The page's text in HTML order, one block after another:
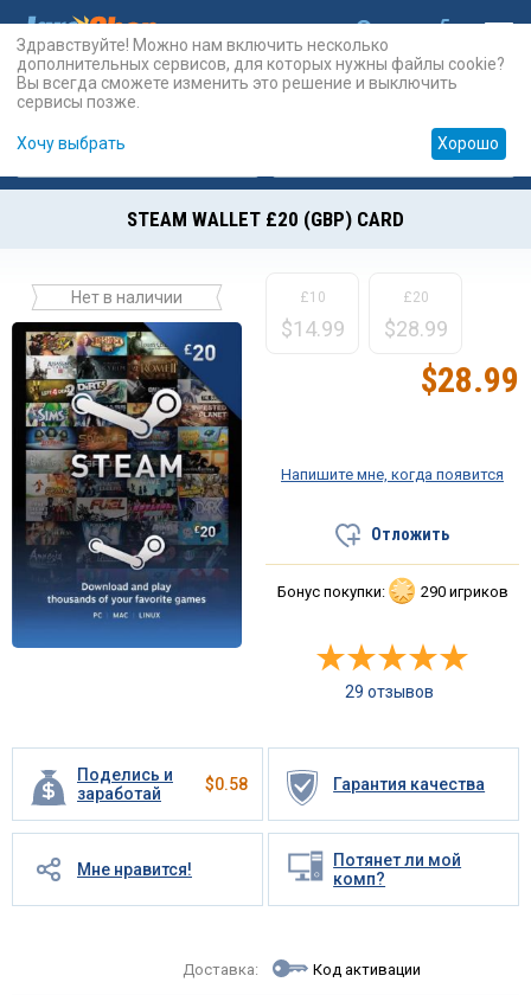
Карты Prepaid
STEAM WALLET £20 (GBP) CARD
Нет в наличии
Поделись и
заработай
$0.58 Гарантия качества
Мне нравится!
Потянет ли мой
комп?
Доставка: Код активации
£10
$14.99
£20
$28.99
$28.99
Напишите мне, когда появится
Отложить
Бонус покупки: 290 игриков
29 отзывов
Здравствуйте! Можно нам включить несколько
дополнительных сервисов, для которых нужны файлы cookie?
Вы всегда сможете изменить это решение и выключить
сервисы позже.
Хочу выбрать Хорошо